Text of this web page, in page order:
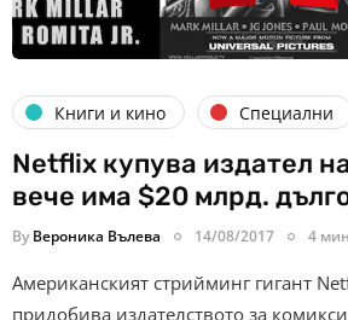
Книги и кино Специални
Netflix купува издател
вече има $20 млрд.
By Вероника Вълева 14/08/2017 4
Американският стрийминг гигант
придобива издателството за